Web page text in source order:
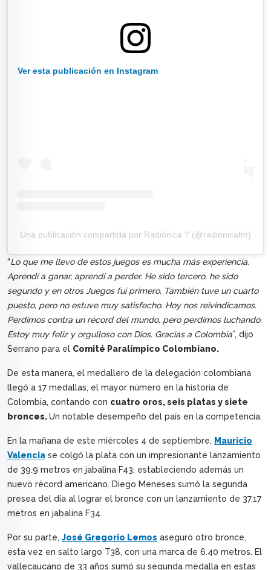
Ver esta publicación en Instagram
Una publicación compartida por Radiónica ? (@radionicafm)
“Lo que me llevo de estos juegos es mucha más experiencia.
Aprendí a ganar, aprendí a perder. He sido tercero, he sido
segundo y en otros Juegos fui primero. También tuve un cuarto
puesto, pero no estuve muy satisfecho. Hoy nos reivindicamos.
Perdimos contra un récord del mundo, pero perdimos luchando.
Estoy muy feliz y orgulloso con Dios. Gracias a Colombia”, dijo
Serrano para el Comité Paralímpico Colombiano.
De esta manera, el medallero de la delegación colombiana
llegó a 17 medallas, el mayor número en la historia de
Colombia, contando con cuatro oros, seis platas y siete
bronces.Un notable desempeño del país en la competencia.
En la mañana de este miércoles 4 de septiembre, Mauricio
Valencia se colgó la plata con un impresionante lanzamiento
de 39.9 metros en jabalina F43, estableciendo además un
nuevo récord americano. Diego Meneses sumó la segunda
presea del día al lograr el bronce con un lanzamiento de 37.17
metros en jabalina F34.
Por su parte, José Gregorio Lemos aseguró otro bronce,
esta vez en salto largo T38, con una marca de 6.40 metros. El
vallecaucano de 33 años sumó su segunda medalla en estas